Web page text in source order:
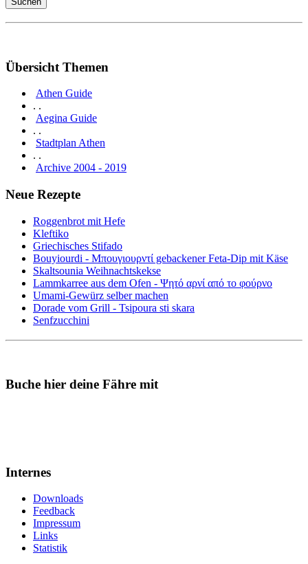
Übersicht Themen
Athen Guide
. .
Aegina Guide
. .
Stadtplan Athen
. .
Archive 2004 - 2019
Neue Rezepte
Roggenbrot mit Hefe
Kleftiko
Griechisches Stifado
Bouyiourdi - Μπουγιουρντί gebackener Feta-Dip mit Käse
Skaltsounia Weihnachtskekse
Lammkarree aus dem Ofen - Ψητό αρνί από το φούρνο
Umami-Gewürz selber machen
Dorade vom Grill - Tsipoura sti skara
Senfzucchini
Buche hier deine Fähre mit
Internes
Downloads
Feedback
Impressum
Links
Statistik